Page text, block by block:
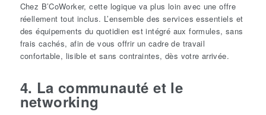
Chez B’CoWorker, cette logique va plus loin avec une offre
réellement tout inclus. L’ensemble des services essentiels et
des équipements du quotidien est intégré aux formules, sans
frais cachés, afin de vous offrir un cadre de travail
confortable, lisible et sans contraintes, dès votre arrivée.
4. La communauté et le
networking